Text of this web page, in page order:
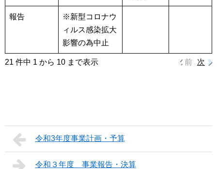
報告
※新型コロナウ
ィルス感染拡大
影響の為中止
21 件中 1 から 10 まで表示 前 次
令和3年度事業計画・予算
令和３年度 事業報告・決算